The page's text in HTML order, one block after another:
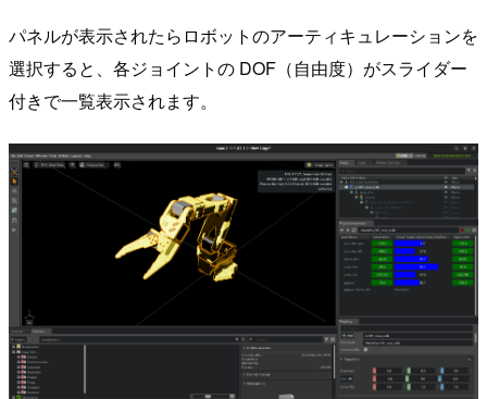
パネルが表示されたらロボットのアーティキュレーションを
選択すると、各ジョイントの DOF（自由度）がスライダー
付きで一覧表示されます。